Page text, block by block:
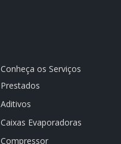
Conheça os Serviços
Prestados
Aditivos
Caixas Evaporadoras
Compressor